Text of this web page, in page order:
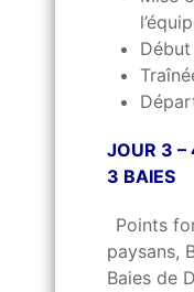
Début
JOUR 3
3 BAIES
Points
paysans,
Baies de